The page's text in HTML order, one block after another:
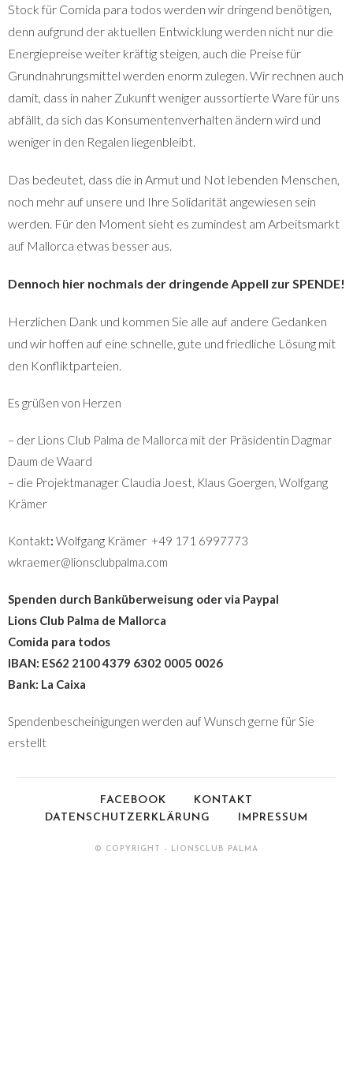
Stock für Comida para todos werden wir dringend benötigen,
denn aufgrund der aktuellen Entwicklung werden nicht nur die
Energiepreise weiter kräftig steigen, auch die Preise für
Grundnahrungsmittel werden enorm zulegen. Wir rechnen auch
damit, dass in naher Zukunft weniger aussortierte Ware für uns
abfällt, da sich das Konsumentenverhalten ändern wird und
weniger in den Regalen liegenbleibt.
Das bedeutet, dass die in Armut und Not lebenden Menschen,
noch mehr auf unsere und Ihre Solidarität angewiesen sein
werden. Für den Moment sieht es zumindest am Arbeitsmarkt
auf Mallorca etwas besser aus.
Dennoch hier nochmals der dringende Appell zur SPENDE!
Herzlichen Dank und kommen Sie alle auf andere Gedanken
und wir hoffen auf eine schnelle, gute und friedliche Lösung mit
den Konfliktparteien.
Es grüßen von Herzen
– der Lions Club Palma de Mallorca mit der Präsidentin Dagmar
Daum de Waard
– die Projektmanager Claudia Joest, Klaus Goergen, Wolfgang
Krämer
Kontakt: Wolfgang Krämer +49 171 6997773
wkraemer@lionsclubpalma.com
Spenden durch Banküberweisung oder via Paypal
Lions Club Palma de Mallorca
Comida para todos
IBAN: ES62 2100 4379 6302 0005 0026
Bank: La Caixa
Spendenbescheinigungen werden auf Wunsch gerne für Sie
erstellt
FACEBOOK
KONTAKT
DATENSCHUTZERKLÄRUNG
IMPRESSUM
© COPYRIGHT - LIONSCLUB PALMA